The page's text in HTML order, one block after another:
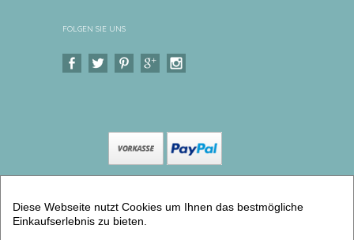
FOLGEN SIE UNS
erstellt mit VersaCommerce.
Poster Tieralphabet | ABC Poster türkis| DINA 2 (ABC
Diese Webseite nutzt Cookies um Ihnen das bestmögliche
Einkaufserlebnis zu bieten.